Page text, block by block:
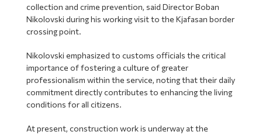
collection and crime prevention, said Director Boban
Nikolovski during his working visit to the Kjafasan border
crossing point.
Nikolovski emphasized to customs officials the critical
importance of fostering a culture of greater
professionalism within the service, noting that their daily
commitment directly contributes to enhancing the living
conditions for all citizens.
At present, construction work is underway at the